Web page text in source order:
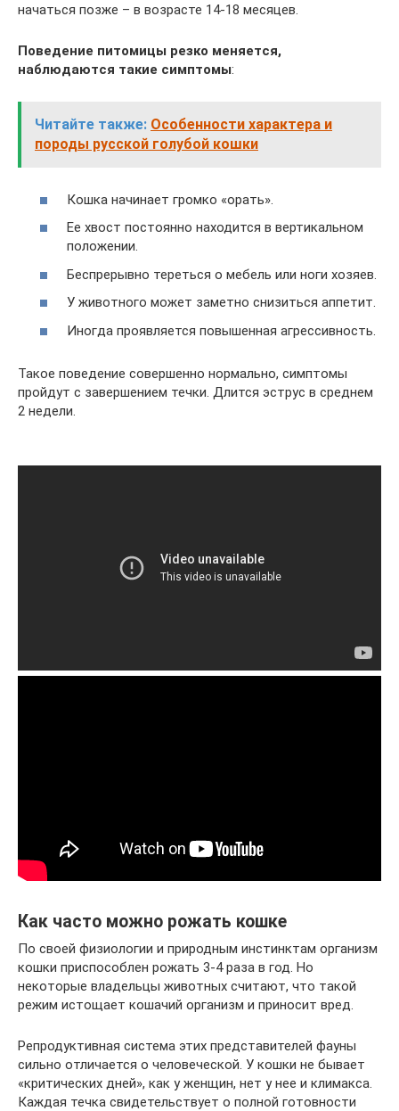
начаться позже – в возрасте 14-18 месяцев.
Поведение питомицы резко меняется,
наблюдаются такие симптомы:
Читайте также: Особенности характера и
породы русской голубой кошки
Кошка начинает громко «орать».
Ее хвост постоянно находится в вертикальном
положении.
Беспрерывно тереться о мебель или ноги хозяев.
У животного может заметно снизиться аппетит.
Иногда проявляется повышенная агрессивность.
Такое поведение совершенно нормально, симптомы
пройдут с завершением течки. Длится эструс в среднем
2 недели.
Как часто можно рожать кошке
По своей физиологии и природным инстинктам организм
кошки приспособлен рожать 3-4 раза в год. Но
некоторые владельцы животных считают, что такой
режим истощает кошачий организм и приносит вред.
Репродуктивная система этих представителей фауны
сильно отличается о человеческой. У кошки не бывает
«критических дней», как у женщин, нет у нее и климакса.
Каждая течка свидетельствует о полной готовности